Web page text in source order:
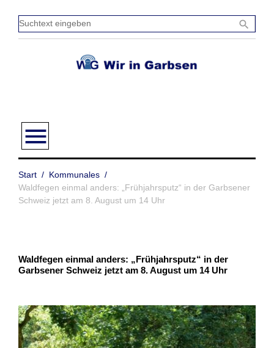
Inhalt
springen
search
menu
Start / Kommunales /
Waldfegen einmal anders: „Frühjahrsputz“ in der Garbsener
Schweiz jetzt am 8. August um 14 Uhr
Waldfegen einmal anders: „Frühjahrsputz“ in der
Garbsener Schweiz jetzt am 8. August um 14 Uhr